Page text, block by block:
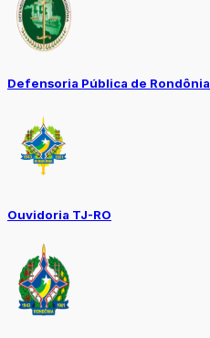
Defensoria Pública de Rondônia
Ouvidoria TJ-RO